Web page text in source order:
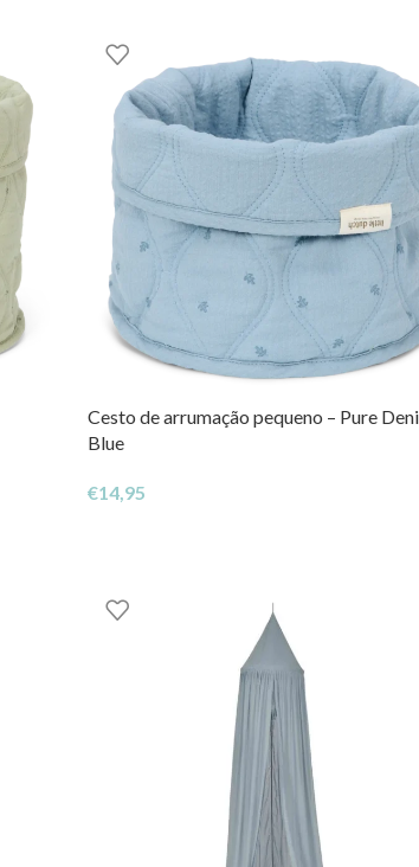
Cesto de arrumação pequeno – Pure
Blue
€14,95